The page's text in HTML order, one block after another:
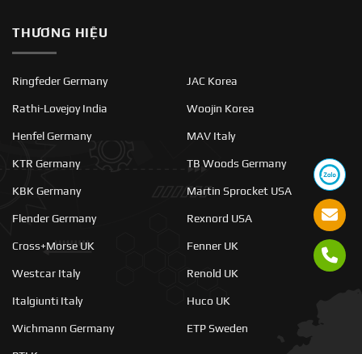
THƯƠNG HIỆU
Ringfeder Germany
Rathi-Lovejoy India
Henfel Germany
KTR Germany
KBK Germany
Flender Germany
Cross+Morse UK
Westcar Italy
Italgiunti Italy
Wichmann Germany
JAC Korea
Woojin Korea
MAV Italy
TB Woods Germany
Martin Sprocket USA
Rexnord USA
Fenner UK
Renold UK
Huco UK
ETP Sweden